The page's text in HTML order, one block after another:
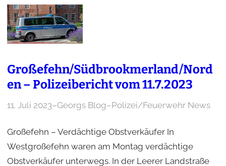
Großefehn/Südbrookmerland/Nord
en – Polizeibericht vom 11.7.2023
11. Juli 2023–Georgs Blog–Polizei/Feuerwehr News
Großefehn – Verdächtige Obstverkäufer In
Westgroßefehn waren am Montag verdächtige
Obstverkäufer unterwegs. In der Leerer Landstraße